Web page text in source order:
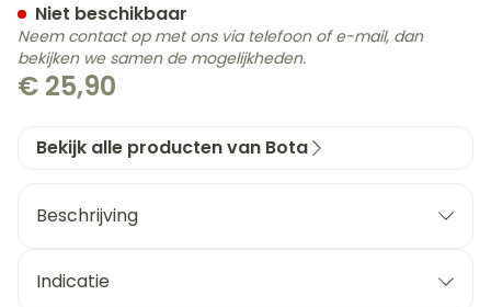
€ 25,90
Niet beschikbaar
Neem contact op met ons via telefoon of e-mail, dan
bekijken we samen de mogelijkheden.
Bekijk alle producten van Bota
Beschrijving
Indicatie